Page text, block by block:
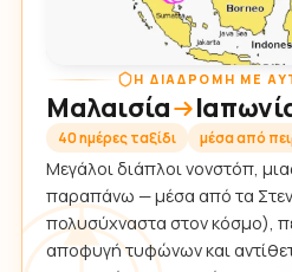
Η ΔΙΑΔΡΟΜΉ ΜΕ
Μαλαισία
40 ημέρες ταξίδι μέσα από
Μεγάλοι διάπλοι νονστόπ,
παραπάνω — μέσα από τα
πολυσύχναστα στον κόσμο),
αποφυγή τυφώνων και